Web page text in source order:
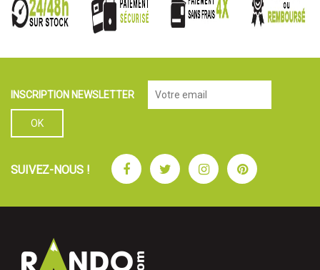
INSCRIPTION NEWSLETTER
SUIVEZ-NOUS ! FacebookTwitterInstagramPinterest